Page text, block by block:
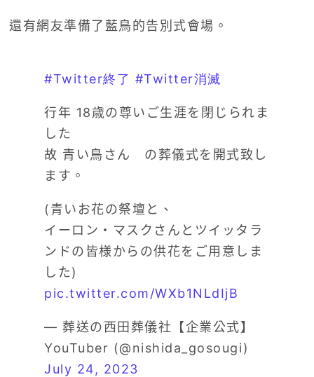
還有網友準備了藍鳥的告別式會場。
#Twitter終了 #Twitter消滅
行年 18歳の尊いご生涯を閉じられま
した
故 青い鳥さん の葬儀式を開式致し
ます。
(青いお花の祭壇と、
イーロン・マスクさんとツイッタラ
ンドの皆様からの供花をご用意しま
した)
pic.twitter.com/WXb1NLdIjB
— 葬送の西田葬儀社【企業公式】
YouTuber (@nishida_gosougi)
July 24, 2023